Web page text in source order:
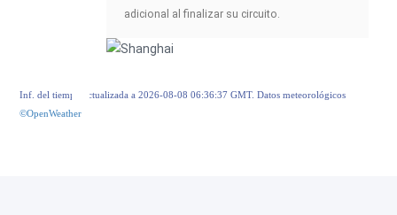
adicional al finalizar su circuito.
Inf. del tiempo actualizada a 2026-08-08 06:36:37 GMT. Datos meteorológicos
©OpenWeather